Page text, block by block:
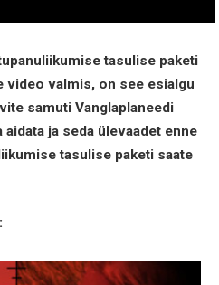
tasulise paketi
video valmis, on see esialgu
samuti Vanglaplaneedi
ja seda ülevaadet enne
tasulise paketi saate